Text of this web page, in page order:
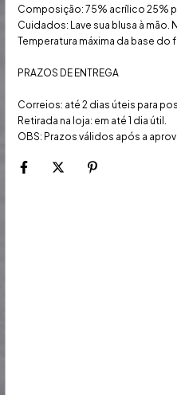
Composição: 75% acrílico 25%
Cuidados: Lave sua blusa à mão.
Temperatura máxima da base do
PRAZOS DE ENTREGA
Correios: até 2 dias úteis para
Retirada na loja: em até 1 dia útil.
OBS: Prazos válidos após a